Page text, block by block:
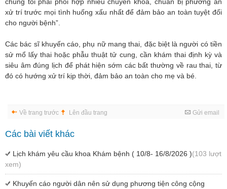
xử trí trước mọi tình huống xấu nhất để đảm bảo an toàn tuyệt đối
cho người bệnh”.
Các bác sĩ khuyến cáo, phụ nữ mang thai, đặc biệt là người có tiền
sử mổ lấy thai hoặc phẫu thuật tử cung, cần khám thai định kỳ và
siêu âm đúng lịch để phát hiện sớm các bất thường về rau thai, từ
đó có hướng xử trí kịp thời, đảm bảo an toàn cho mẹ và bé.
Về trang trước Lên đầu trang Gửi email
Các bài viết khác
Lịch khám yêu cầu khoa Khám bệnh ( 10/8- 16/8/2026 )(103 lượt
xem)
Khuyến cáo người dân nên sử dụng phương tiện công cộng